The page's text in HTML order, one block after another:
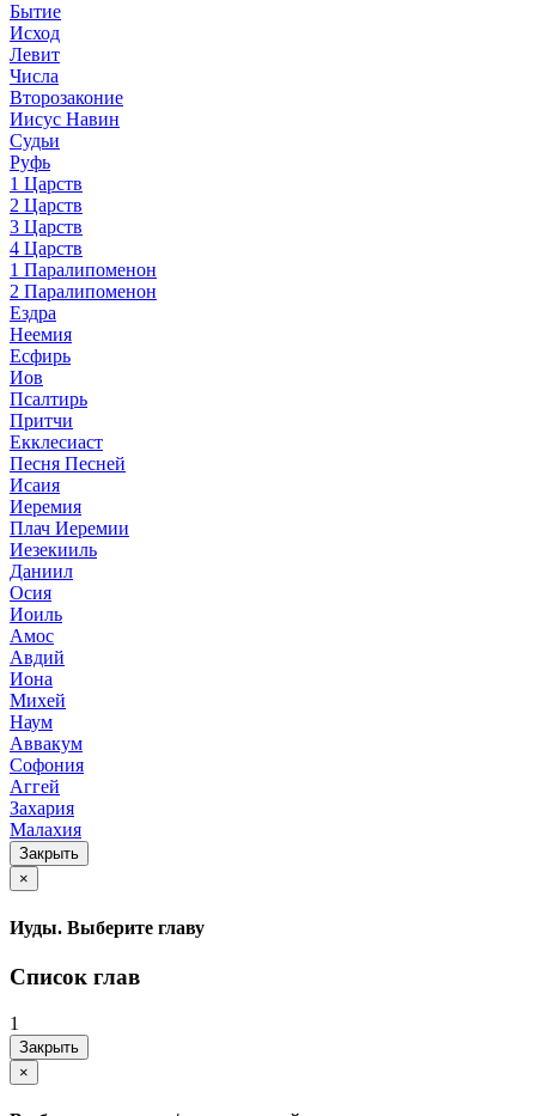
Бытие
Исход
Левит
Числа
Второзаконие
Иисус Навин
Судьи
Руфь
1 Царств
2 Царств
3 Царств
4 Царств
1 Паралипоменон
2 Паралипоменон
Ездра
Неемия
Есфирь
Иов
Псалтирь
Притчи
Екклесиаст
Песня Песней
Исаия
Иеремия
Плач Иеремии
Иезекииль
Даниил
Осия
Иоиль
Амос
Авдий
Иона
Михей
Наум
Аввакум
Софония
Аггей
Захария
Малахия
Закрыть
×
Иуды. Выберите главу
Список глав
1
Закрыть
×